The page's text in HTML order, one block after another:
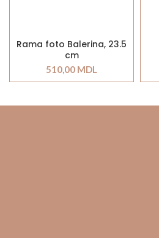
Rama foto Balerina, 23.5
cm
510,00 MDL